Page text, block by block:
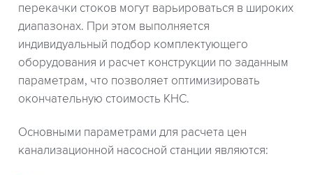
перекачки стоков могут варьироваться в широких
диапазонах. При этом выполняется
индивидуальный подбор комплектующего
оборудования и расчет конструкции по заданным
параметрам, что позволяет оптимизировать
окончательную стоимость КНС.
Основными параметрами для расчета цен
канализационной насосной станции являются: